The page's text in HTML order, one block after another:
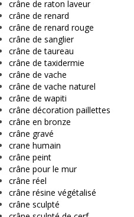
crâne de raton laveur
crâne de renard
crâne de renard rouge
crâne de sanglier
crâne de taureau
crâne de taxidermie
crâne de vache
crâne de vache naturel
crâne de wapiti
crâne décoration paillettes
crâne en bronze
crâne gravé
crane humain
crâne peint
crâne pour le mur
crâne réel
crâne résine végétalisé
crâne sculpté